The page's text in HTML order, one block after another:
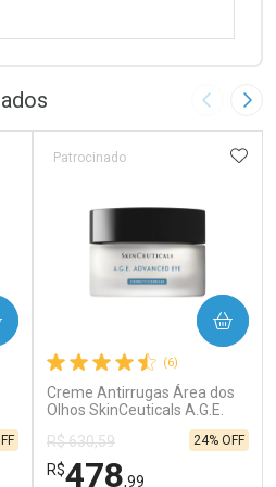
Imagem
(6)
Creme Antirrugas Área dos
Olhos SkinCeuticals A.G.E.
Patrocinado
R$ 630,59
R$478,99
24% OFF
COMPRAR